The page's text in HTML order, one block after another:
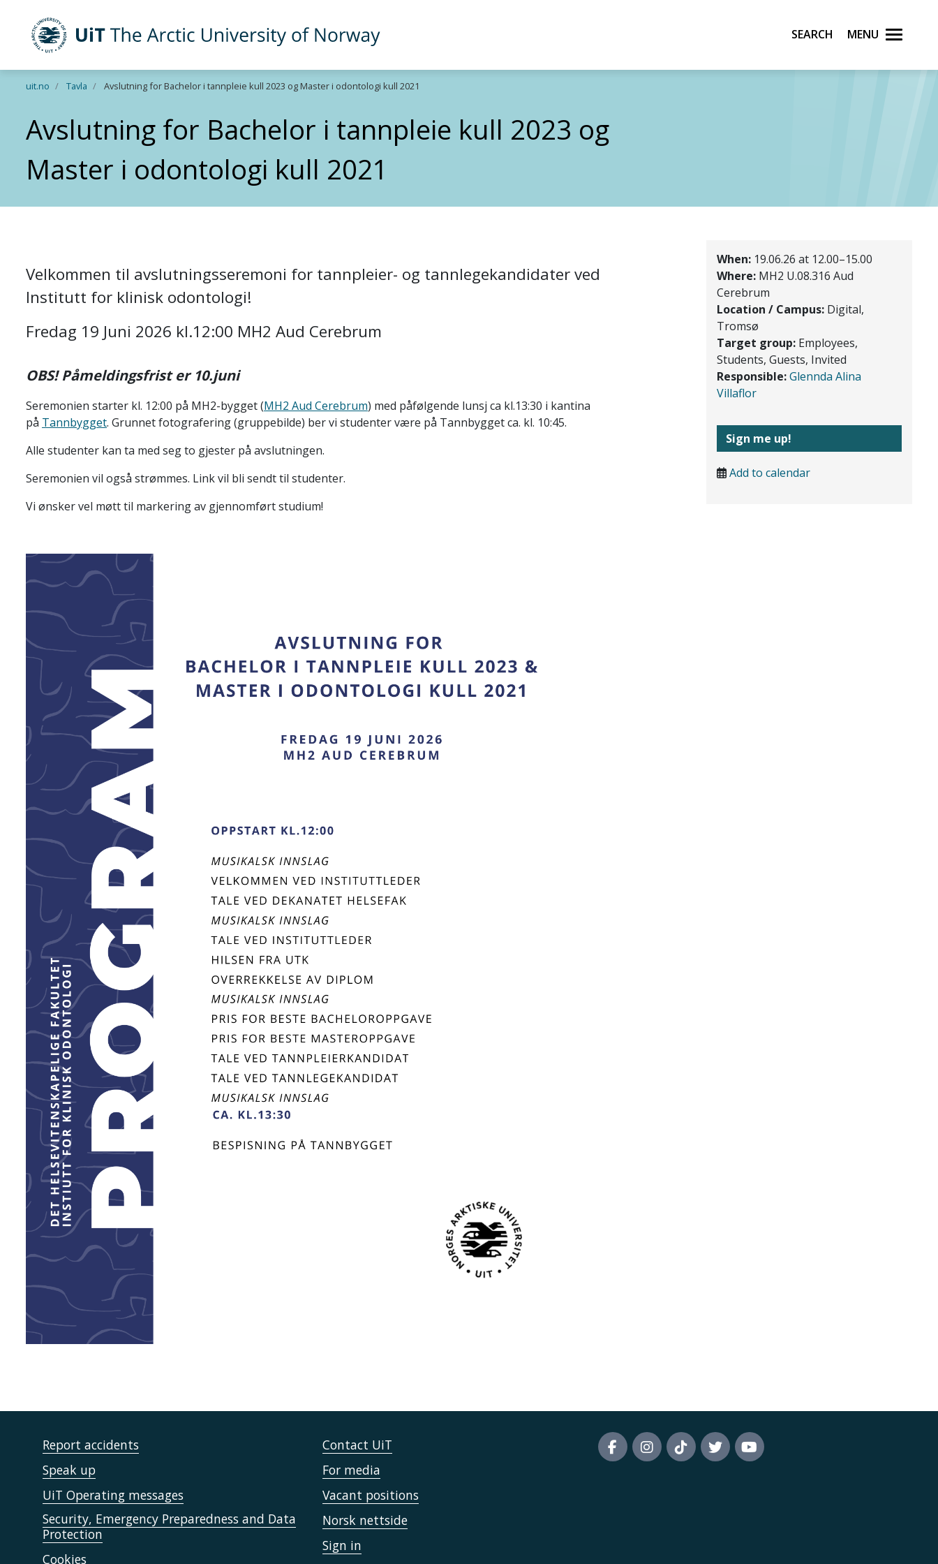
Skip to main content
UiT The Arctic University of Norway Search Menu
uit.no Tavla Avslutning for Bachelor i tannpleie kull 2023 og Master i odontologi kull 2021
Avslutning for Bachelor i tannpleie kull 2023 og
Master i odontologi kull 2021
Velkommen til avslutningsseremoni for tannpleier- og tannlegekandidater ved
Institutt for klinisk odontologi!
Fredag 19 Juni 2026 kl.12:00 MH2 Aud Cerebrum
OBS! Påmeldingsfrist er 10.juni
Seremonien starter kl. 12:00 på MH2-bygget (MH2 Aud Cerebrum) med påfølgende lunsj ca kl.13:30 i kantina
på Tannbygget. Grunnet fotografering (gruppebilde) ber vi studenter være på Tannbygget ca. kl. 10:45.
Alle studenter kan ta med seg to gjester på avslutningen.
Seremonien vil også strømmes. Link vil bli sendt til studenter.
Vi ønsker vel møtt til markering av gjennomført studium!
When:19.06.26 at 12.00–15.00
Where:MH2 U.08.316 Aud
Cerebrum
Location / Campus:Digital,
Tromsø
Target group:Employees,
Students, Guests, Invited
Responsible:Glennda Alina
Villaflor
Sign me up!
Add to calendar
Report accidents
Speak up
UiT Operating messages
Security, Emergency Preparedness and Data
Protection
Cookies
Contact UiT
For media
Vacant positions
Norsk nettside
Sign in